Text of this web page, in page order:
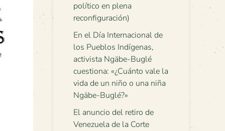
político en plena
reconfiguración)
En el Día Internacional de
los Pueblos Indígenas,
activista Ngäbe-Buglé
cuestiona: «¿Cuánto vale la
vida de un niño o una niña
Ngäbe-Buglé?»
El anuncio del retiro de
Venezuela de la Corte